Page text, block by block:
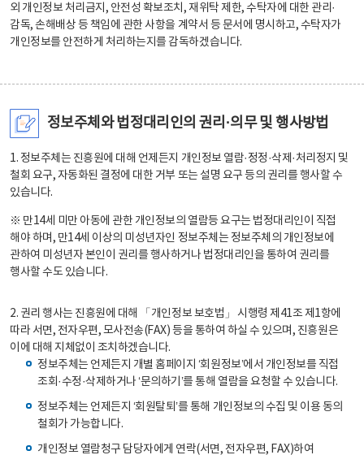
외 개인정보 처리금지, 안전성 확보조치, 재위탁 제한, 수탁자에 대한 관리·
감독, 손해배상 등 책임에 관한 사항을 계약서 등 문서에 명시하고, 수탁자가
개인정보를 안전하게 처리하는지를 감독하겠습니다.
정보주체와 법정대리인의 권리·의무 및 행사방법
1. 정보주체는 진흥원에 대해 언제든지 개인정보 열람·정정·삭제·처리정지 및
철회 요구, 자동화된 결정에 대한 거부 또는 설명 요구 등의 권리를 행사할 수
있습니다.
※ 만14세 미만 아동에 관한 개인정보의 열람등 요구는 법정대리인이 직접
해야 하며, 만14세 이상의 미성년자인 정보주체는 정보주체의 개인정보에
관하여 미성년자 본인이 권리를 행사하거나 법정대리인을 통하여 권리를
행사할 수도 있습니다.
2. 권리 행사는 진흥원에 대해 「개인정보 보호법」 시행령 제41조 제1항에
따라 서면, 전자우편, 모사전송(FAX) 등을 통하여 하실 수 있으며, 진흥원은
이에 대해 지체없이 조치하겠습니다.
정보주체는 언제든지 개별 홈페이지 ‘회원정보’에서 개인정보를 직접
조회·수정·삭제하거나 ‘문의하기’를 통해 열람을 요청할 수 있습니다.
정보주체는 언제든지 ‘회원탈퇴’를 통해 개인정보의 수집 및 이용 동의
철회가 가능합니다.
개인정보 열람청구 담당자에게 연락(서면, 전자우편, FAX)하여